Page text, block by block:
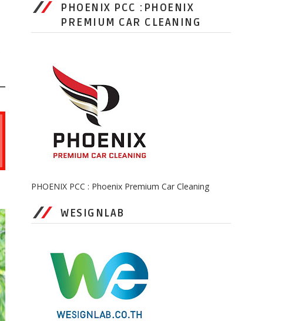
PHOENIX PCC :PHOENIX
PREMIUM CAR CLEANING
PHOENIX PCC : Phoenix Premium Car Cleaning
WESIGNLAB